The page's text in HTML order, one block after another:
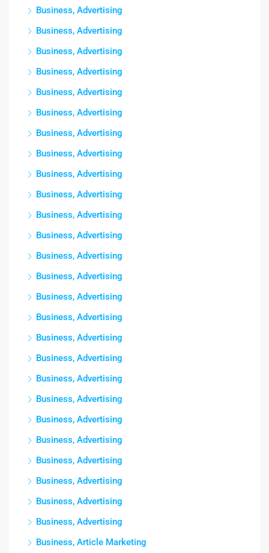
Business, Advertising
Business, Advertising
Business, Advertising
Business, Advertising
Business, Advertising
Business, Advertising
Business, Advertising
Business, Advertising
Business, Advertising
Business, Advertising
Business, Advertising
Business, Advertising
Business, Advertising
Business, Advertising
Business, Advertising
Business, Advertising
Business, Advertising
Business, Advertising
Business, Advertising
Business, Advertising
Business, Advertising
Business, Advertising
Business, Advertising
Business, Advertising
Business, Advertising
Business, Advertising
Business, Article Marketing